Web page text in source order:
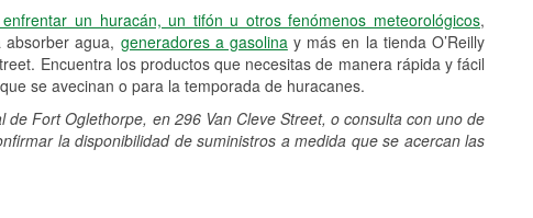
un huracán, un tifón u otros fenómenos meteorológicos,
agua, generadores a gasolinay más en la tienda O’Reilly
Encuentra los productos que necesitas de manera rápida y fácil
se avecinan o para la temporada de huracanes.
Fort Oglethorpe, en 296 Van Cleve Street, o consulta con uno de
la disponibilidad de suministros a medida que se acercan las